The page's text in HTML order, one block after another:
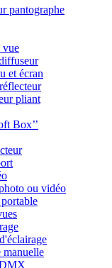
pantographe
vue
et écran
pliant
Box’’
ou vidéo
manuelle